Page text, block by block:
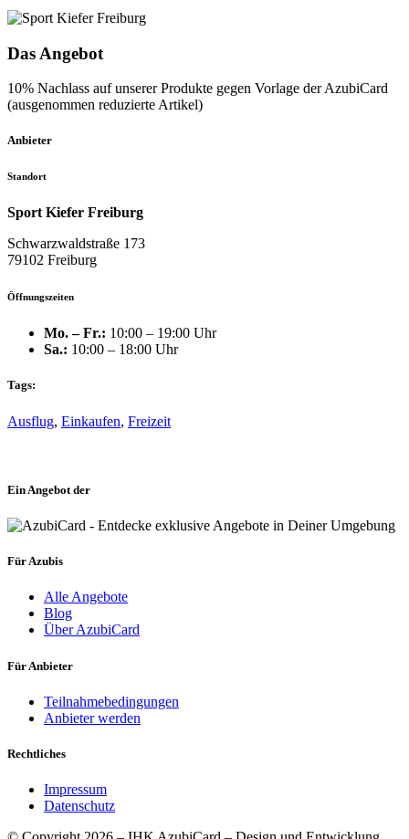
Das Angebot
10% Nachlass auf unserer Produkte gegen Vorlage der AzubiCard
(ausgenommen reduzierte Artikel)
Anbieter
Standort
Sport Kiefer Freiburg
Schwarzwaldstraße 173
79102 Freiburg
Öffnungszeiten
Mo. – Fr.: 10:00 – 19:00 Uhr
Sa.: 10:00 – 18:00 Uhr
Tags:
Ausflug, Einkaufen, Freizeit
Ein Angebot der
Für Azubis
Alle Angebote
Blog
Über AzubiCard
Für Anbieter
Teilnahmebedingungen
Anbieter werden
Rechtliches
Impressum
Datenschutz